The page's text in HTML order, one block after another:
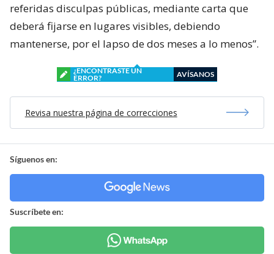
referidas disculpas públicas, mediante carta que
deberá fijarse en lugares visibles, debiendo
mantenerse, por el lapso de dos meses a lo menos”.
¿ENCONTRASTE UN
ERROR?
AVÍSANOS
Revisa nuestra página de correcciones
Síguenos en:
Suscríbete en: